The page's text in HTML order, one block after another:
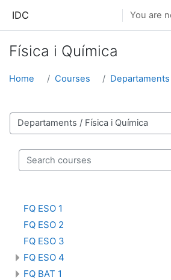
IDC You are
Física i Química
Home Courses Departaments
Course categories
Search courses
FQ ESO 1
FQ ESO 2
FQ ESO 3
FQ ESO 4
FQ BAT 1